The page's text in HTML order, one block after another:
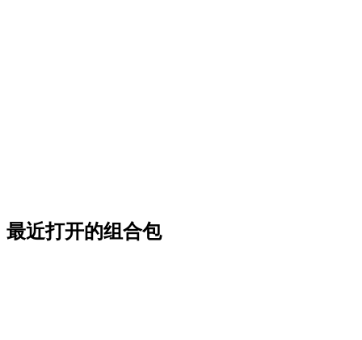
最近打开的组合包